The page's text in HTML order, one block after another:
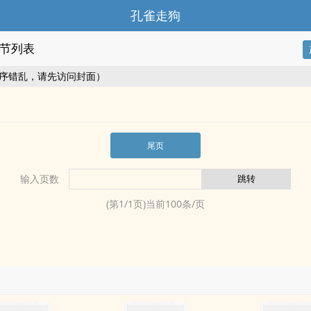
孔雀走狗
列表
错乱，请先访问封面）
尾页
输入页数
(第1/1页)当前100条/页